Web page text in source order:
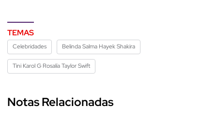
TEMAS
Celebridades Belinda Salma Hayek Shakira
Tini Karol G Rosalía Taylor Swift
Notas Relacionadas